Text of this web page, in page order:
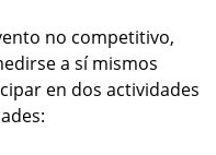
no competitivo,
a sí mismos
en dos actividades